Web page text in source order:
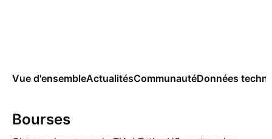
Vue d'ensembleActualitésCommunautéDonnées
Bourses